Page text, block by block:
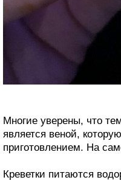
Многие уверены, что
является веной,
приготовлением. На
Креветки питаются